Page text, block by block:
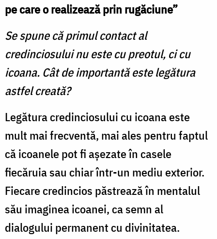
pe care o realizează prin rugăciune”
Se spune că primul contact al
credinciosului nu este cu preotul, ci cu
icoana. Cât de importantă este legătura
astfel creată?
Legătura credinciosului cu icoana este
mult mai frecventă, mai ales pentru faptul
că icoanele pot fi aşezate în casele
fiecăruia sau chiar într-un mediu exterior.
Fiecare credincios păstrează în mentalul
său imaginea icoanei, ca semn al
dialogului permanent cu divinitatea.